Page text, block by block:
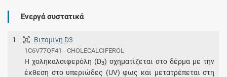
Ενεργά συστατικά
1 Βιταμίνη D3
1C6V77QF41 - CHOLECALCIFEROL
Η χοληκαλσιφερόλη (D3) σχηματίζεται στο δέρμα με την
έκθεση στο υπεριώδες (UV) φως και μετατρέπεται στη